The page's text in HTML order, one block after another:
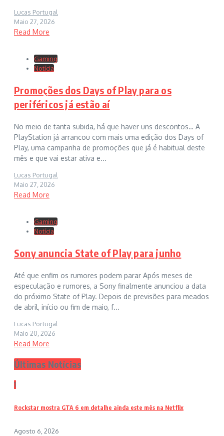
Lucas Portugal
Maio 27, 2026
Read More
Gaming
Notícia
Promoções dos Days of Play para os
periféricos já estão aí
No meio de tanta subida, há que haver uns descontos… A
PlayStation já arrancou com mais uma edição dos Days of
Play, uma campanha de promoções que já é habitual deste
mês e que vai estar ativa e...
Lucas Portugal
Maio 27, 2026
Read More
Gaming
Notícia
Sony anuncia State of Play para junho
Até que enfim os rumores podem parar Após meses de
especulação e rumores, a Sony finalmente anunciou a data
do próximo State of Play. Depois de previsões para meados
de abril, início ou fim de maio, f...
Lucas Portugal
Maio 20, 2026
Read More
Últimas Notícias
1
Rockstar mostra GTA 6 em detalhe ainda este mês na Netflix
Agosto 6, 2026